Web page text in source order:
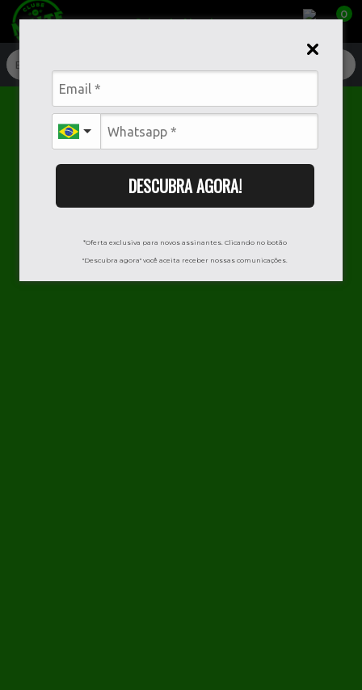
DESCUBRA AGORA!
*Oferta exclusiva para novos assinantes. Clicando no botão
"Descubra agora" você aceita receber nossas comunicações.
Caixa da Alegria
0
Historia Sensorial
BELGIAN BLOND ALE
A loira Belga